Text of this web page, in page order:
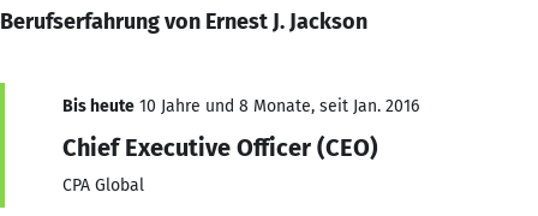
Berufserfahrung von Ernest J. Jackson
Bis heute 10 Jahre und 8 Monate, seit Jan. 2016
Chief Executive Officer (CEO)
CPA Global